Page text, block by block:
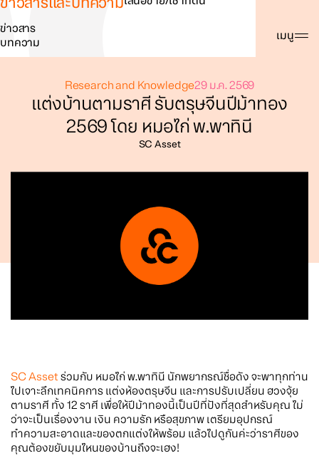
ค้นหา เมนู
ข่าวสาร
บทความ
Research and Knowledge29 ม.ค. 2569
แต่งบ้านตามราศี รับตรุษจีนปีม้าทอง
2569 โดย หมอไก่ พ.พาทินี
SC Asset
SC Assetร่วมกับ หมอไก่ พ.พาทินี นักพยากรณ์ชื่อดัง จะพาทุกท่าน
ไปเจาะลึกเทคนิคการ แต่งห้องตรุษจีน และการปรับเปลี่ยน ฮวงจุ้ย
ตามราศี ทั้ง 12 ราศี เพื่อให้ปีม้าทองนี้เป็นปีที่ปังที่สุดสำหรับคุณ ไม่
ว่าจะเป็นเรื่องงาน เงิน ความรัก หรือสุขภาพ เตรียมอุปกรณ์
ทำความสะอาดและของตกแต่งให้พร้อม แล้วไปดูกันค่ะว่าราศีของ
คุณต้องขยับมุมไหนของบ้านถึงจะเฮง!